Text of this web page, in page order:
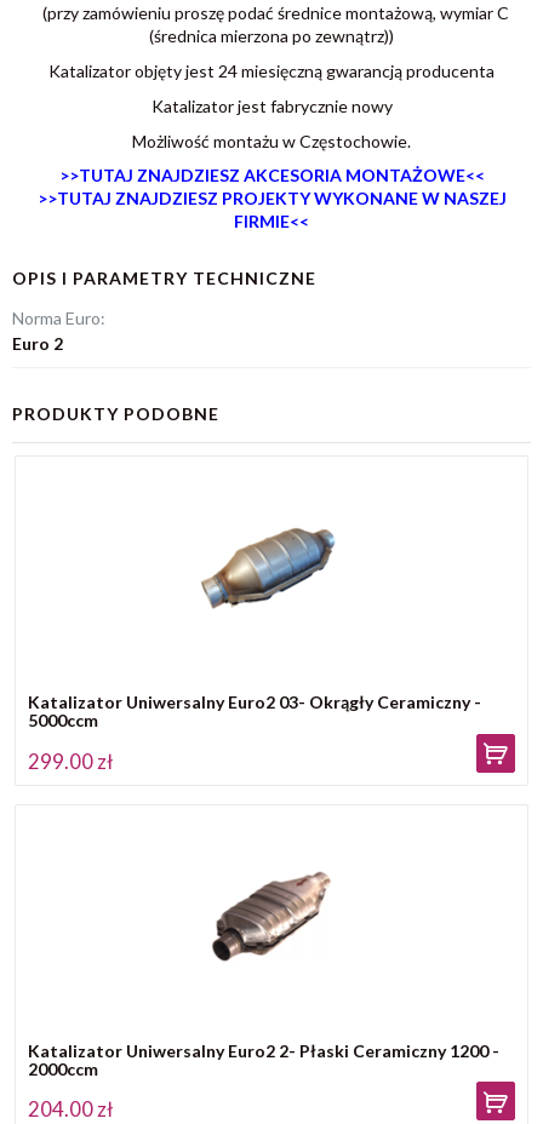
(przy zamówieniu proszę podać średnice montażową, wymiar C
(średnica mierzona po zewnątrz))
Katalizator objęty jest 24 miesięczną gwarancją producenta
Katalizator jest fabrycznie nowy
Możliwość montażu w Częstochowie.
>>TUTAJ ZNAJDZIESZ AKCESORIA MONTAŻOWE<<
>>TUTAJ ZNAJDZIESZ PROJEKTY WYKONANE W NASZEJ
FIRMIE<<
OPIS I PARAMETRY TECHNICZNE
Norma Euro:
Euro 2
PRODUKTY PODOBNE
Katalizator Uniwersalny Euro2 03- Okrągły Ceramiczny -
5000ccm
299.00 zł
Katalizator Uniwersalny Euro2 2- Płaski Ceramiczny 1200 -
2000ccm
204.00 zł